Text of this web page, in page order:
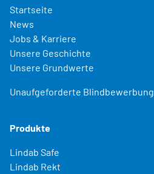
Startseite
News
Jobs & Karriere
Unsere Geschichte
Unsere Grundwerte
Unaufgeforderte Blindbewerbung
Produkte
Lindab Safe
Lindab Rekt